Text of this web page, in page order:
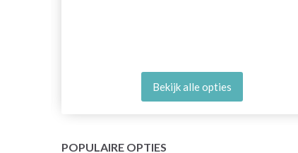
Bekijk alle opties
POPULAIRE OPTIES